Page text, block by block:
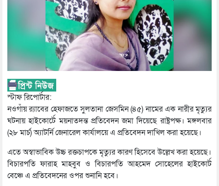
স্টাফ রিপোর্টার:
নওগাঁয় র‍্যাবের হেফাজতে সুলতানা জেসমিন (৪৫) নামের এক নারীর মৃত্যুর
ঘটনায় হাইকোর্টে ময়নাতদন্ত প্রতিবেদন জমা দিয়েছে রাষ্ট্রপক্ষ। মঙ্গলবার
(২৮ মার্চ) অ্যাটর্নি জেনারেল কার্যালয়ে এ প্রতিবেদন দাখিল করা হয়েছে।
এতে অস্বাভাবিক উচ্চ রক্তচাপকে মৃত্যুর কারণ হিসেবে উল্লেখ করা হয়েছে।
বিচারপতি ফারাহ মাহবুব ও বিচারপতি আহমেদ সোহেলের হাইকোর্ট
বেঞ্চে এ প্রতিবেদনের ওপর শুনানি হবে।